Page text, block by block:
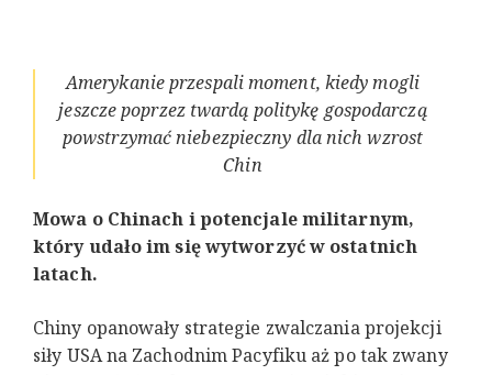
Amerykanie przespali moment, kiedy mogli
jeszcze poprzez twardą politykę gospodarczą
powstrzymać niebezpieczny dla nich wzrost
Chin
Mowa o Chinach i potencjale militarnym,
który udało im się wytworzyć w ostatnich
latach.
Chiny opanowały strategie zwalczania projekcji
siły USA na Zachodnim Pacyfiku aż po tak zwany